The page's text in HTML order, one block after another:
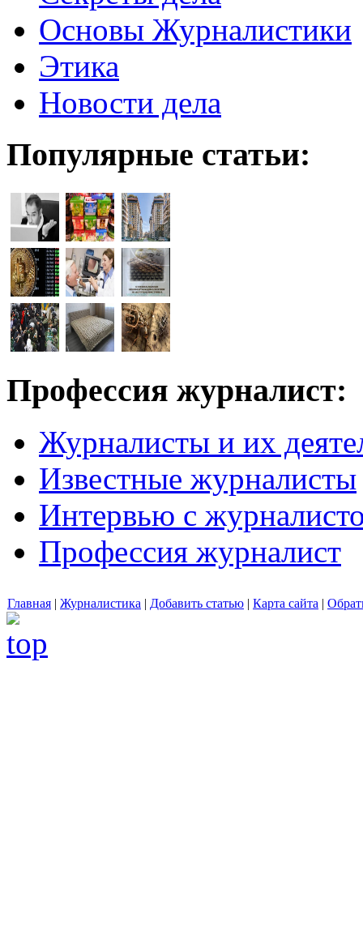
Основы Журналистики
Этика
Новости дела
Популярные статьи:
Профессия журналист:
Журналисты и их
Известные журналисты
Интервью с
Профессия журналист
Главная | Журналистика | Добавить статью | Карта сайта |